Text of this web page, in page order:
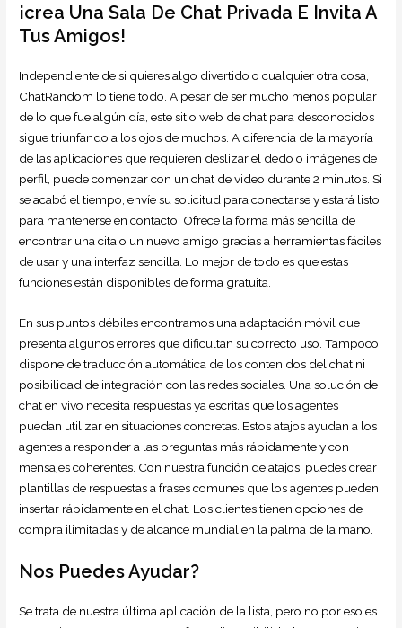
¡crea Una Sala De Chat Privada E Invita A
Tus Amigos!
Independiente de si quieres algo divertido o cualquier otra cosa,
ChatRandom lo tiene todo. A pesar de ser mucho menos popular
de lo que fue algún día, este sitio web de chat para desconocidos
sigue triunfando a los ojos de muchos. A diferencia de la mayoría
de las aplicaciones que requieren deslizar el dedo o imágenes de
perfil, puede comenzar con un chat de video durante 2 minutos. Si
se acabó el tiempo, envíe su solicitud para conectarse y estará listo
para mantenerse en contacto. Ofrece la forma más sencilla de
encontrar una cita o un nuevo amigo gracias a herramientas fáciles
de usar y una interfaz sencilla. Lo mejor de todo es que estas
funciones están disponibles de forma gratuita.
En sus puntos débiles encontramos una adaptación móvil que
presenta algunos errores que dificultan su correcto uso. Tampoco
dispone de traducción automática de los contenidos del chat ni
posibilidad de integración con las redes sociales. Una solución de
chat en vivo necesita respuestas ya escritas que los agentes
puedan utilizar en situaciones concretas. Estos atajos ayudan a los
agentes a responder a las preguntas más rápidamente y con
mensajes coherentes. Con nuestra función de atajos, puedes crear
plantillas de respuestas a frases comunes que los agentes pueden
insertar rápidamente en el chat. Los clientes tienen opciones de
compra ilimitadas y de alcance mundial en la palma de la mano.
Nos Puedes Ayudar?
Se trata de nuestra última aplicación de la lista, pero no por eso es